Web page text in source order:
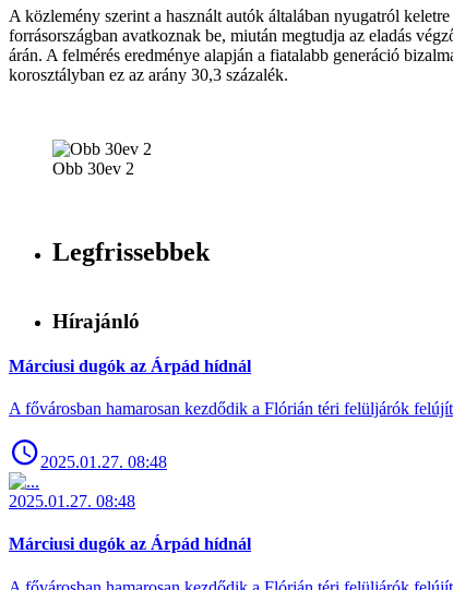
A közlemény szerint a használt autók általában nyugatról
forrásországban avatkoznak be, miután megtudja az eladás
árán. A felmérés eredménye alapján a fiatalabb generáció
korosztályban ez az arány 30,3 százalék.
Obb 30ev 2
Legfrissebbek
Hírajánló
Márciusi dugók az Árpád hídnál
A fővárosban hamarosan kezdődik a Flórián téri felüljárók
2025.01.27. 08:48
2025.01.27. 08:48
Márciusi dugók az Árpád hídnál